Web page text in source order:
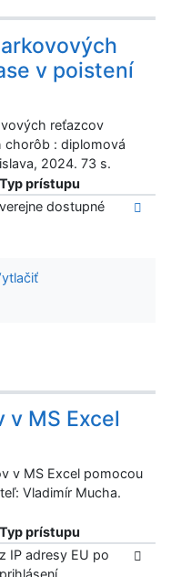
v poistení
reťazcov
chorôb : diplomová
2024. 73 s.
Typ prístupu
verejne dostupné
v MS Excel
v MS Excel pomocou
Vladimír Mucha.
Typ prístupu
z IP adresy EU po